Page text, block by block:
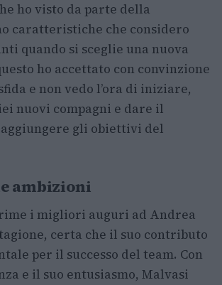
ho visto da parte della
caratteristiche che considero
quando si sceglie una nuova
ho accettato con convinzione
e non vedo l’ora di iniziare,
nuovi compagni e dare il
gli obiettivi del
ambizioni
i migliori auguri ad Andrea
certa che il suo contributo
per il successo del team. Con
e il suo entusiasmo, Malvasi